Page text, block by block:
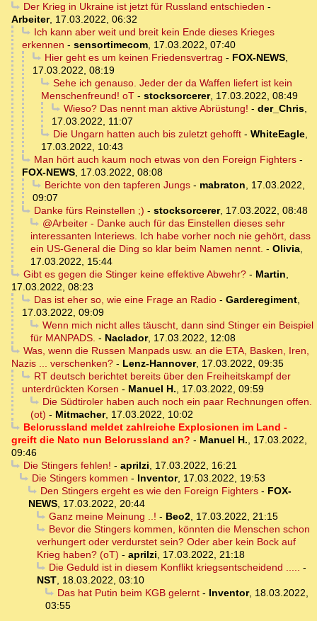
Der Krieg in Ukraine ist jetzt für Russland entschieden -
Arbeiter, 17.03.2022, 06:32
Ich kann aber weit und breit kein Ende dieses Krieges
erkennen - sensortimecom, 17.03.2022, 07:40
Hier geht es um keinen Friedensvertrag - FOX-NEWS,
17.03.2022, 08:19
Sehe ich genauso. Jeder der da Waffen liefert ist kein
Menschenfreund! oT - stocksorcerer, 17.03.2022, 08:49
Wieso? Das nennt man aktive Abrüstung! - der_Chris,
17.03.2022, 11:07
Die Ungarn hatten auch bis zuletzt gehofft- WhiteEagle,
17.03.2022, 10:43
Man hört auch kaum noch etwas von den Foreign Fighters-
FOX-NEWS, 17.03.2022, 08:08
Berichte von den tapferen Jungs- mabraton, 17.03.2022,
09:07
Danke fürs Reinstellen ;) - stocksorcerer, 17.03.2022, 08:48
@Arbeiter - Danke auch für das Einstellen dieses sehr
interessanten Interiews. Ich habe vorher noch nie gehört, dass
ein US-General die Ding so klar beim Namen nennt. - Olivia,
17.03.2022, 15:44
Gibt es gegen die Stinger keine effektive Abwehr?- Martin,
17.03.2022, 08:23
Das ist eher so, wie eine Frage an Radio- Garderegiment,
17.03.2022, 09:09
Wenn mich nicht alles täuscht, dann sind Stinger ein Beispiel
für MANPADS. - Naclador, 17.03.2022, 12:08
Was, wenn die Russen Manpads usw. an die ETA, Basken, Iren,
Nazis ... verschenken? - Lenz-Hannover, 17.03.2022, 09:35
RT deutsch berichtet bereits über den Freiheitskampf der
unterdrückten Korsen - Manuel H., 17.03.2022, 09:59
Die Südtiroler haben auch noch ein paar Rechnungen offen.
(ot) - Mitmacher, 17.03.2022, 10:02
Belorussland meldet zahlreiche Explosionen im Land -
greift die Nato nun Belorussland an? - Manuel H., 17.03.2022,
09:46
Die Stingers fehlen! - aprilzi, 17.03.2022, 16:21
Die Stingers kommen - Inventor, 17.03.2022, 19:53
Den Stingers ergeht es wie den Foreign Fighters- FOX-
NEWS, 17.03.2022, 20:44
Ganz meine Meinung ..! - Beo2, 17.03.2022, 21:15
Bevor die Stingers kommen, könnten die Menschen schon
verhungert oder verdurstet sein? Oder aber kein Bock auf
Krieg haben? (oT) - aprilzi, 17.03.2022, 21:18
Die Geduld ist in diesem Konflikt kriegsentscheidend ..... -
NST, 18.03.2022, 03:10
Das hat Putin beim KGB gelernt- Inventor, 18.03.2022,
03:55